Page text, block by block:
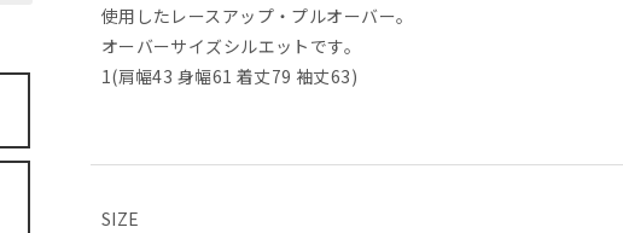
使用したレースアップ・プルオーバー。
オーバーサイズシルエットです。
1(肩幅43 身幅61 着丈79 袖丈63)
SIZE